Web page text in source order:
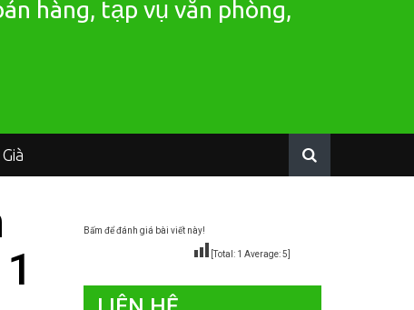
hàng, tạp vụ văn phòng,
Bấm để đánh giá bài viết này!
[Total: 1 Average:5